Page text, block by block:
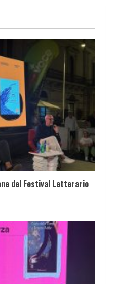
del Festival Letterario